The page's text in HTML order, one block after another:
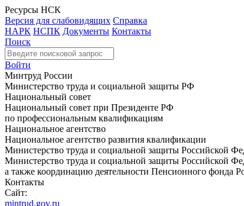
Ресурсы НСК
Версия для слабовидящих Справка
НАРК НСПК Документы Контакты
Поиск
Войти
Минтруд России
Министерство труда и социальной защиты РФ
Национальный совет
Национальный совет при Президенте РФ
по профессиональным квалификациям
Национальное агентство
Национальное агентство развития квалификации
Министерство труда и социальной защиты Российской
Министерство труда и социальной защиты Российской
а также координацию деятельности Пенсионного фонда
Контакты
Сайт:
mintrud.gov.ru